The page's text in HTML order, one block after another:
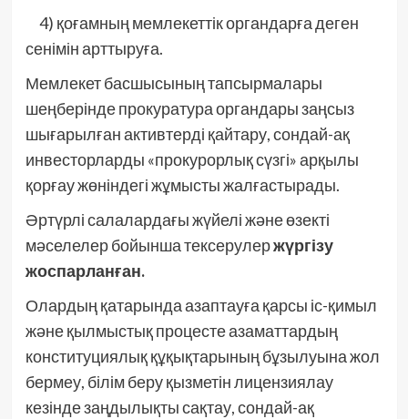
4) қоғамның мемлекеттік органдарға деген
сенімін арттыруға.
Мемлекет басшысының тапсырмалары
шеңберінде прокуратура органдары заңсыз
шығарылған активтерді қайтару, сондай-ақ
инвесторларды «прокурорлық сүзгі» арқылы
қорғау жөніндегі жұмысты жалғастырады.
Әртүрлі салалардағы жүйелі және өзекті
мәселелер бойынша тексерулержүргізу
жоспарланған.
Олардың қатарында азаптауға қарсы іс-қимыл
және қылмыстық процесте азаматтардың
конституциялық құқықтарының бұзылуына жол
бермеу, білім беру қызметін лицензиялау
кезінде заңдылықты сақтау, сондай-ақ